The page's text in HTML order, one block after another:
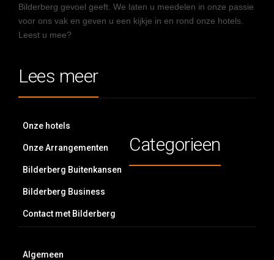
Bilderberg gevoel geeft. We laten u meedelen in onze passie
voor ons vak en geven u een kijkje in en rond onze hotels.
Leest u mee?
Lees meer
Onze hotels
Onze Arrangementen
Bilderberg Buitenkansen
Bilderberg Business
Contact met Bilderberg
Categorieen
Algemeen